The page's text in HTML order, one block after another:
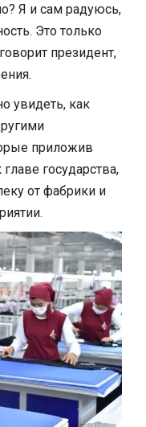
Я и сам радуюсь,
Это только
президент,
увидеть, как
приложив
государства,
от фабрики и